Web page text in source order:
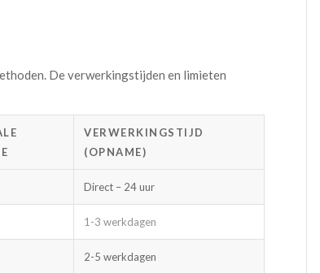
De verwerkingstijden en limieten
VERWERKINGSTIJD
(OPNAME)
Direct – 24 uur
1-3 werkdagen
2-5 werkdagen